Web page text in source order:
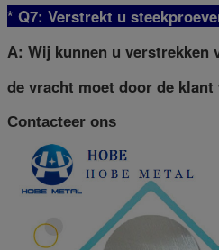
* Q7: Verstrekt u
A: Wij kunnen u verstrekken
de vracht moet door de klant
Contacteer ons